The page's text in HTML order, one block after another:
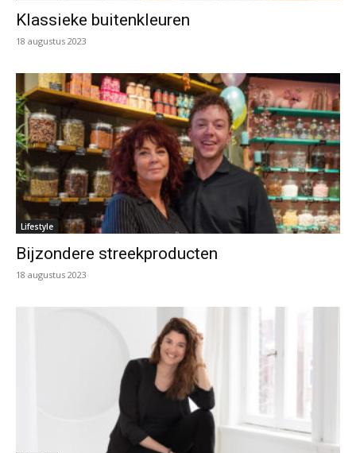
Klassieke buitenkleuren
18 augustus 2023
Lifestyle
Bijzondere streekproducten
18 augustus 2023